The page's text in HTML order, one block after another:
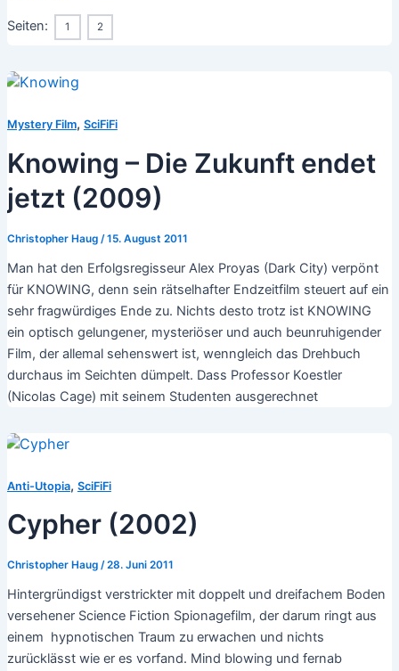
Seiten: 1 2
Mystery Film, SciFiFi
Knowing – Die Zukunft endet
jetzt (2009)
Christopher Haug /15. August 2011
Man hat den Erfolgsregisseur Alex Proyas (Dark City) verpönt
für KNOWING, denn sein rätselhafter Endzeitfilm steuert auf ein
sehr fragwürdiges Ende zu. Nichts desto trotz ist KNOWING
ein optisch gelungener, mysteriöser und auch beunruhigender
Film, der allemal sehenswert ist, wenngleich das Drehbuch
durchaus im Seichten dümpelt. Dass Professor Koestler
(Nicolas Cage) mit seinem Studenten ausgerechnet
Anti-Utopia, SciFiFi
Cypher (2002)
Christopher Haug /28. Juni 2011
Hintergründigst verstrickter mit doppelt und dreifachem Boden
versehener Science Fiction Spionagefilm, der darum ringt aus
einem hypnotischen Traum zu erwachen und nichts
zurücklässt wie er es vorfand. Mind blowing und fernab